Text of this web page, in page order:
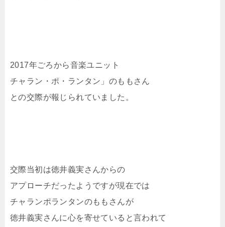
2017年ごろから音楽ユニット
チャラン・ポ・ランタン」のももさん
との交際が報じられていました。
交際当初は徳井義実さんからの
アプローチだったようですが現在では
チャランポランタンのももさんが
徳井義実さんに心を寄せていると言われて